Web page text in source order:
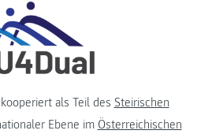
als Teil des Steirischen
Ebene im Österreichischen